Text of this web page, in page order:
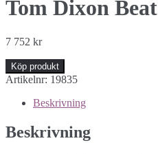
Tom Dixon
7 752 kr
Köp produkt
Artikelnr: 19835
Beskrivning
Beskrivning